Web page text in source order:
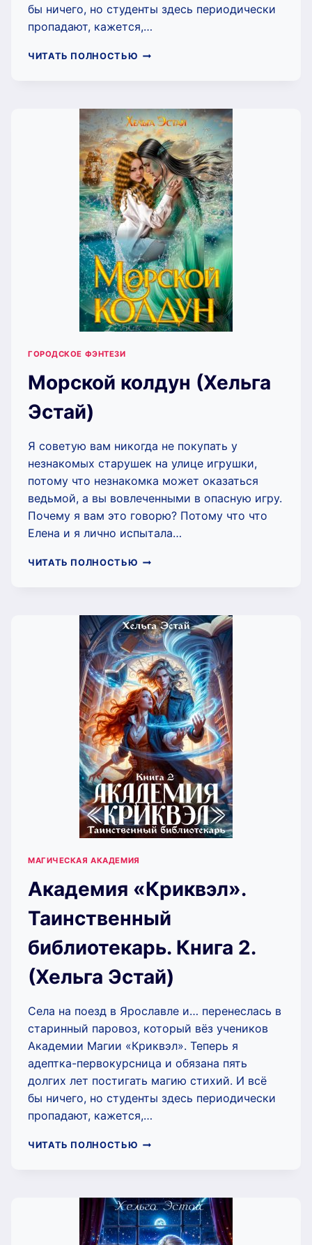
бы ничего, но студенты здесь периодически
пропадают, кажется,…
ЧИТАТЬ ПОЛНОСТЬЮ АКАДЕМИЯ
КНИГА
1.
(ХЕЛЬГА
ЭСТАЙ)
ГОРОДСКОЕ ФЭНТЕЗИ
Морской колдун (Хельга
Эстай)
Я советую вам никогда не покупать у
незнакомых старушек на улице игрушки,
потому что незнакомка может оказаться
ведьмой, а вы вовлеченными в опасную игру.
Почему я вам это говорю? Потому что что
Елена и я лично испытала…
ЧИТАТЬ ПОЛНОСТЬЮ МОРСКОЙ
МАГИЧЕСКАЯ АКАДЕМИЯ
Академия «Криквэл».
Таинственный
библиотекарь. Книга 2.
(Хельга Эстай)
Села на поезд в Ярославле и… перенеслась в
старинный паровоз, который вёз учеников
Академии Магии «Криквэл». Теперь я
адептка-первокурсница и обязана пять
долгих лет постигать магию стихий. И всё
бы ничего, но студенты здесь периодически
пропадают, кажется,…
ЧИТАТЬ ПОЛНОСТЬЮ АКАДЕМИЯ
КНИГА
2.
(ХЕЛЬГА
ЭСТАЙ)